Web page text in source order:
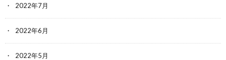
2022年7月
2022年6月
2022年5月